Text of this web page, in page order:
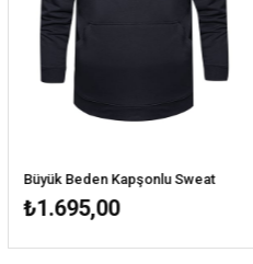
Büyük Beden Kapşonlu Sweat
₺1.695,00